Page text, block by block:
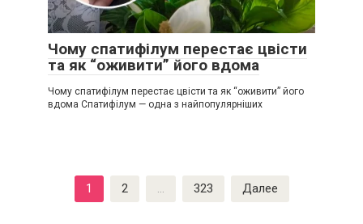
Чому спатифілум перестає цвісти
та як “оживити” його вдома
Чому спатифілум перестає цвісти та як “оживити” його
вдома Спатифілум — одна з найпопулярніших
1 2 … 323 Далее